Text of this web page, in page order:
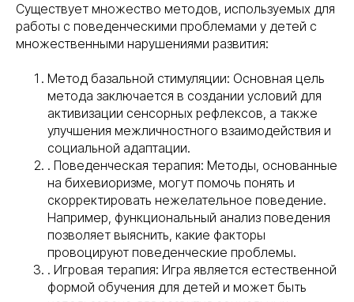
Существует множество методов, используемых для
работы с поведенческими проблемами у детей с
множественными нарушениями развития:
Метод базальной стимуляции: Основная цель
метода заключается в создании условий для
активизации сенсорных рефлексов, а также
улучшения межличностного взаимодействия и
социальной адаптации.
. Поведенческая терапия: Методы, основанные
на бихевиоризме, могут помочь понять и
скорректировать нежелательное поведение.
Например, функциональный анализ поведения
позволяет выяснить, какие факторы
провоцируют поведенческие проблемы.
. Игровая терапия: Игра является естественной
формой обучения для детей и может быть